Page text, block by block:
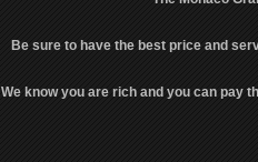
Be sure to have the best price and
We know you are rich and you can pay